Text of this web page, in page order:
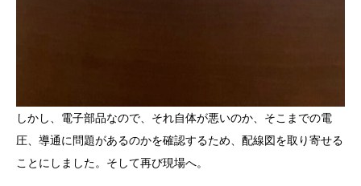
しかし、電子部品なので、それ自体が悪いのか、そこまでの電
圧、導通に問題があるのかを確認するため、配線図を取り寄せる
ことにしました。そして再び現場へ。